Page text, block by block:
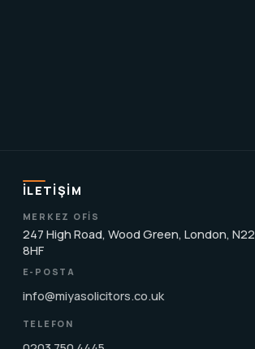
İLETIŞIM
MERKEZ OFIS
247 High Road, Wood Green, London, N22
8HF
E-POSTA
info@miyasolicitors.co.uk
TELEFON